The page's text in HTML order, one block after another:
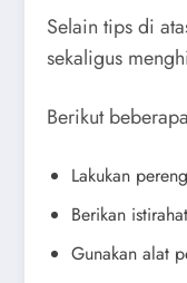
Selain tips di
sekaligus
Berikut
Lakukan
Berikan
Gunakan alat